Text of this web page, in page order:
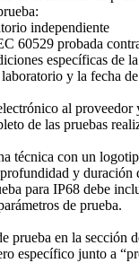
independiente
60529 probada
específicas de
y la fecha
al proveedor
de las pruebas
técnica con un
y duración
para IP68 debe
de prueba.
prueba en la sección
específico junto a